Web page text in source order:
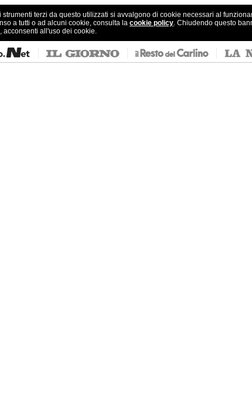
strumenti terzi da questo utilizzati si avvalgono di cookie necessari al
a tutti o ad alcuni cookie, consulta la cookie policy. Chiudendo questo
acconsenti all'uso dei cookie.